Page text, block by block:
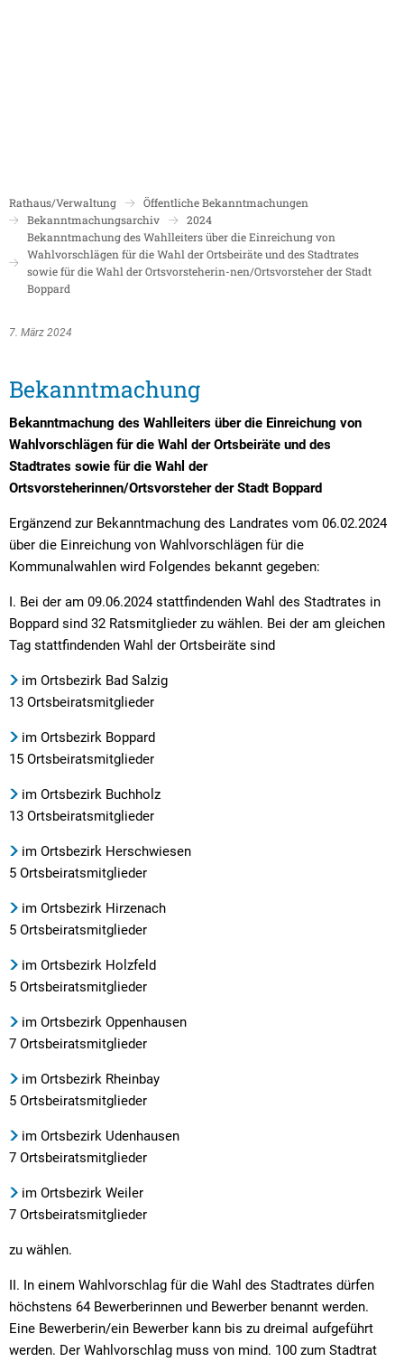
Mandatsträger/innen
Ratsinformation LOGIN für Mandatsträger
Sitzungskalender
Sitzungsbekanntmachungen
Livestream Sitzungen auf Youtube
Wahlergebnisse
Stadtentwicklung/Konzepte
Klimaschutz in Boppard
Pressemitteilungen
Öffentliche Bekanntmachungen
Baugrundstücke
Straßenausbaupläne
Wiederkehrende Straßenausbaubeiträge
Gewerbe-Anmeldung/Ummeldung/
Grundsteuerreform
Satzungen und Richtlinien
Museum
Ehrenamt & Engagement
Partnerstädte
Freizeit, Kultur und Tourismus
Tourist
Schutzhütten
Vereine und
Bücher-Shop
Anlegezeiten
Rathaus/Verwaltung
Öffentliche Bekanntmachungen
Bekanntmachungsarchiv
2024
Bekanntmachung des Wahlleiters über die Einreichung von
Wahlvorschlägen für die Wahl der Ortsbeiräte und des Stadtrates
sowie für die Wahl der Ortsvorsteherin-nen/Ortsvorsteher der Stadt
Boppard
7. März 2024
Bekanntmachung
Bekanntmachung des Wahlleiters über die Einreichung von
Wahlvorschlägen für die Wahl der Ortsbeiräte und des
Stadtrates sowie für die Wahl der
Ortsvorsteherinnen/Ortsvorsteher der Stadt Boppard
Ergänzend zur Bekanntmachung des Landrates vom 06.02.2024
über die Einreichung von Wahlvorschlägen für die
Kommunalwahlen wird Folgendes bekannt gegeben:
I. Bei der am 09.06.2024 stattfindenden Wahl des Stadtrates in
Boppard sind 32 Ratsmitglieder zu wählen. Bei der am gleichen
Tag stattfindenden Wahl der Ortsbeiräte sind
im Ortsbezirk Bad Salzig
13 Ortsbeiratsmitglieder
im Ortsbezirk Boppard
15 Ortsbeiratsmitglieder
im Ortsbezirk Buchholz
13 Ortsbeiratsmitglieder
im Ortsbezirk Herschwiesen
5 Ortsbeiratsmitglieder
im Ortsbezirk Hirzenach
5 Ortsbeiratsmitglieder
im Ortsbezirk Holzfeld
5 Ortsbeiratsmitglieder
im Ortsbezirk Oppenhausen
7 Ortsbeiratsmitglieder
im Ortsbezirk Rheinbay
5 Ortsbeiratsmitglieder
im Ortsbezirk Udenhausen
7 Ortsbeiratsmitglieder
im Ortsbezirk Weiler
7 Ortsbeiratsmitglieder
zu wählen.
II. In einem Wahlvorschlag für die Wahl des Stadtrates dürfen
höchstens 64 Bewerberinnen und Bewerber benannt werden.
Eine Bewerberin/ein Bewerber kann bis zu dreimal aufgeführt
werden. Der Wahlvorschlag muss von mind. 100 zum Stadtrat